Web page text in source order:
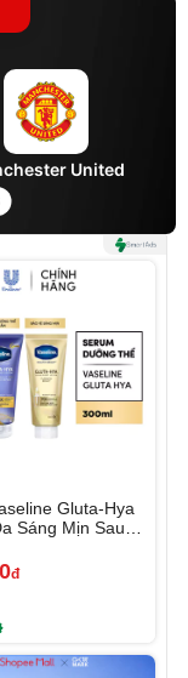
United
Gluta-Hya
Sáng Mịn Sau 7
đ